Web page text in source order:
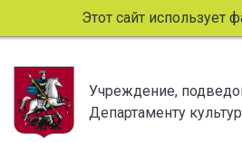
Этот сайт использует
Учреждение,
Департаменту